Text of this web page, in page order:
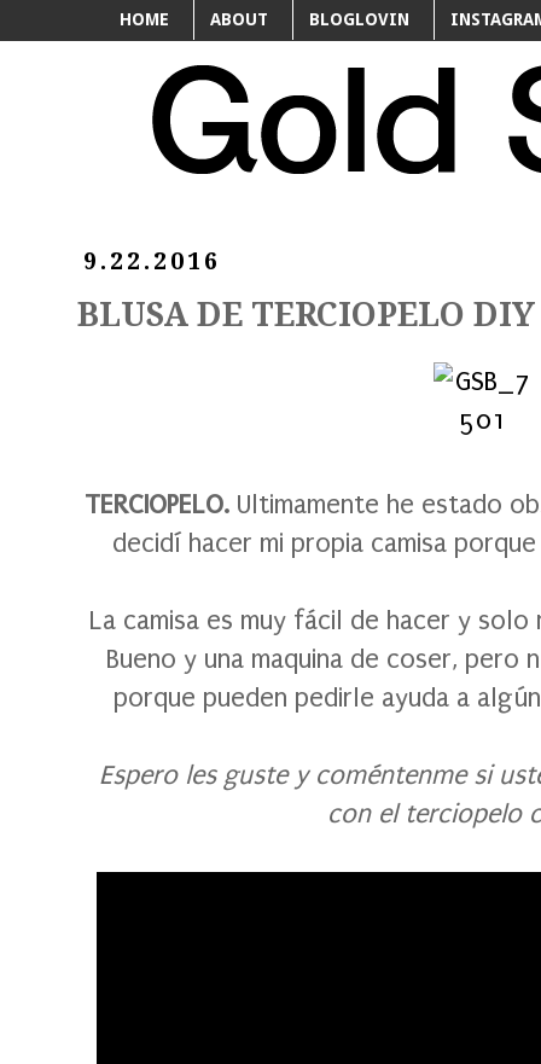
HOME ABOUT BLOGLOVIN
9.22.2016
BLUSA DE TERCIOPELO
TERCIOPELO. Ultimamente he estado
decidí hacer mi propia camisa
La camisa es muy fácil de hacer y
Bueno y una maquina de coser, pero
porque pueden pedirle ayuda a
Espero les guste y coméntenme si
con el terciopelo